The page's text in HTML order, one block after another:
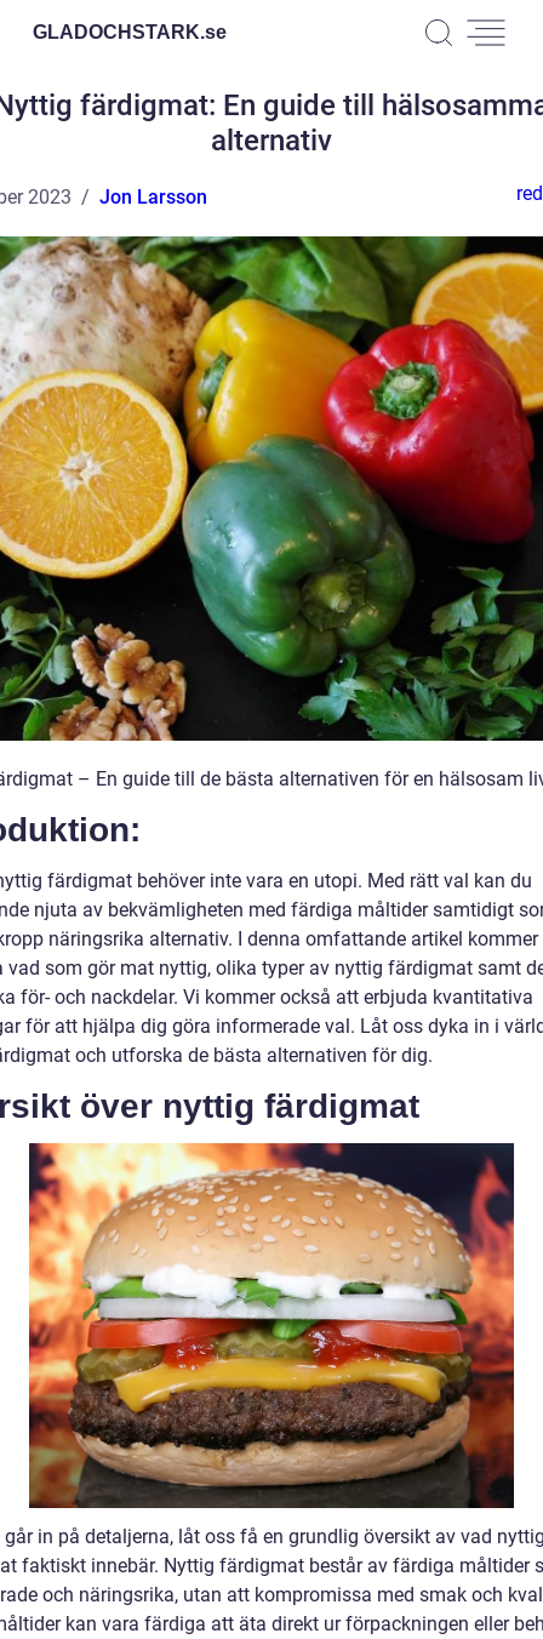
GLADOCHSTARK.se
färdigmat: En guide till
alternativ
2023 Jon Larsson
– En guide till de bästa alternativen för en hälsosam
färdigmat behöver inte vara en utopi. Med rätt val kan du
njuta av bekvämligheten med färdiga måltider samtidigt
näringsrika alternativ. I denna omfattande artikel
vad som gör mat nyttig, olika typer av nyttig färdigmat samt
för- och nackdelar. Vi kommer också att erbjuda kvantitativa
för att hjälpa dig göra informerade val. Låt oss dyka in i
och utforska de bästa alternativen för dig.
över nyttig färdigmat
in på detaljerna, låt oss få en grundlig översikt av vad
faktiskt innebär. Nyttig färdigmat består av färdiga måltider
och näringsrika, utan att kompromissa med smak och
kan vara färdiga att äta direkt ur förpackningen eller